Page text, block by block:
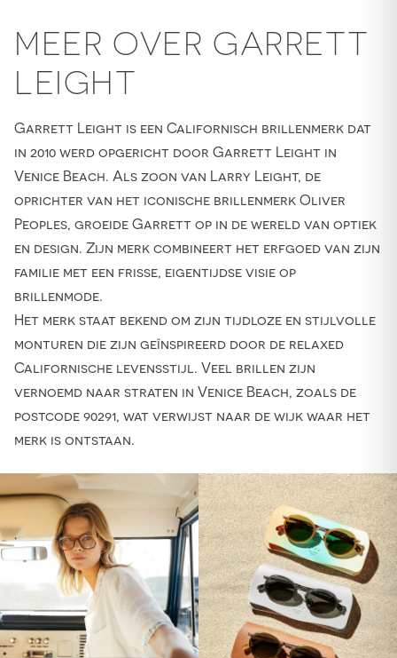
MEER OVER GARRETT
LEIGHT
Garrett Leight is een Californisch brillenmerk dat
in 2010 werd opgericht door Garrett Leight in
Venice Beach. Als zoon van Larry Leight, de
oprichter van het iconische brillenmerk Oliver
Peoples, groeide Garrett op in de wereld van optiek
en design. Zijn merk combineert het erfgoed van zijn
familie met een frisse, eigentijdse visie op
brillenmode.
Het merk staat bekend om zijn tijdloze en stijlvolle
monturen die zijn geïnspireerd door de relaxed
Californische levensstijl. Veel brillen zijn
vernoemd naar straten in Venice Beach, zoals de
postcode 90291, wat verwijst naar de wijk waar het
merk is ontstaan.